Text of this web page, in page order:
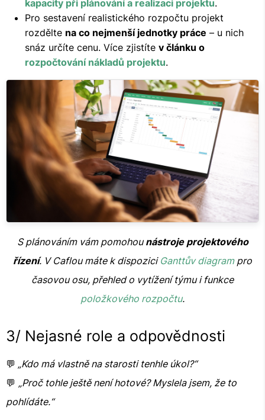
kapacity při plánování a realizaci projektu.
Pro sestavení realistického rozpočtu projekt
rozdělte na co nejmenší jednotky práce – u nich
snáz určíte cenu. Více zjistíte v článku o
rozpočtování nákladů projektu.
S plánováním vám pomohounástroje projektového
řízení. V Caflou máte k dispozici Ganttův diagrampro
časovou osu, přehled o vytížení týmu i funkce
položkového rozpočtu.
3/ Nejasné role a odpovědnosti
💬 „Kdo má vlastně na starosti tenhle úkol?“
💬 „Proč tohle ještě není hotové? Myslela jsem, že to
pohlídáte.“